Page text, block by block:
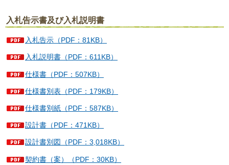
入札告示書及び入札説明書
入札告示（PDF：81KB）
入札説明書（PDF：611KB）
仕様書（PDF：507KB）
仕様書別表（PDF：179KB）
仕様書別紙（PDF：587KB）
設計書（PDF：471KB）
設計書別図（PDF：3,018KB）
契約書（案）（PDF：30KB）